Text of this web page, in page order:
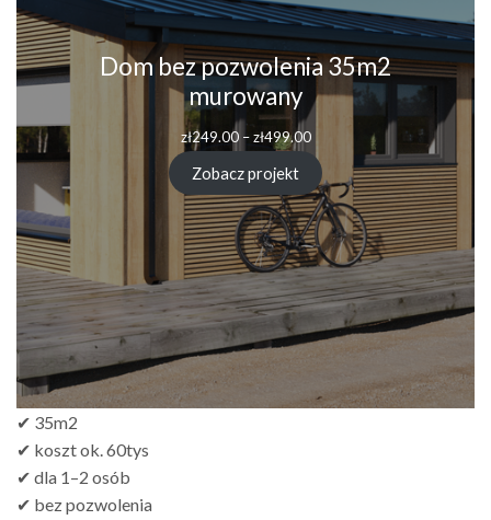
Dom bez pozwolenia 35m2
murowany
zł249.00 – zł499.00Zakres
od
zł249.00
do
zł499.00
Zobacz projekt
✔ 35m2
✔ koszt ok. 60tys
✔ dla 1–2 osób
✔ bez pozwolenia